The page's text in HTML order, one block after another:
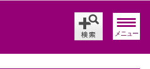
メニュー